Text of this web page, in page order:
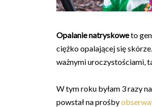
Opalanie natryskoweto
ciężko opalającej się
ważnymi uroczystościami,
W tym roku byłam 3 razy
powstał na prośby